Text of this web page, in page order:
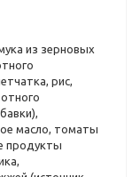
из зерновых
рис,
масло, томаты
продукты